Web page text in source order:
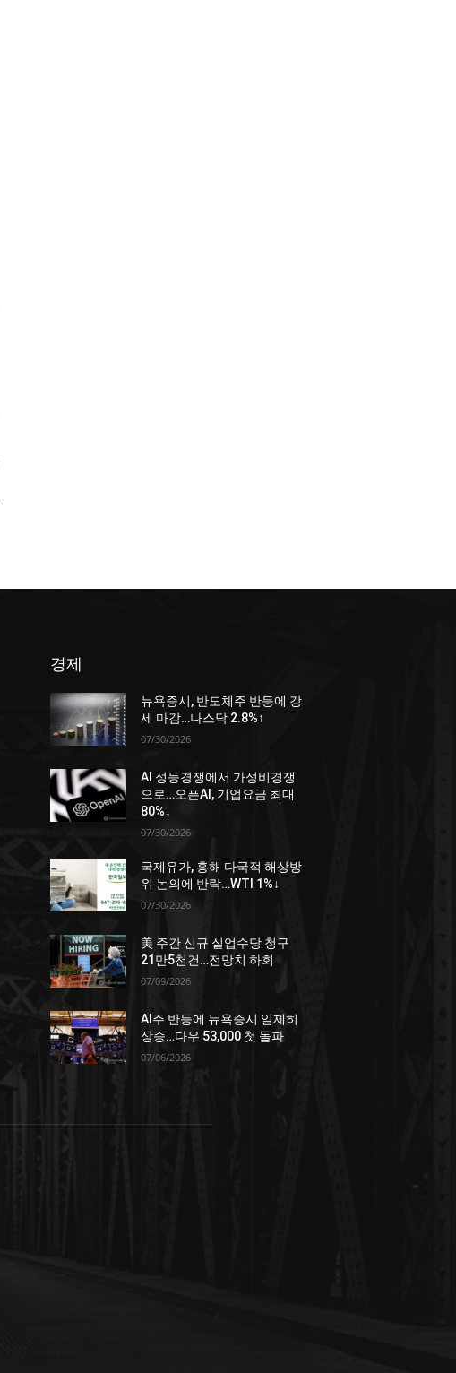
경제
뉴욕증시, 반도체주 반등에 강
세 마감…나스닥 2.8%↑
07/30/2026
AI 성능경쟁에서 가성비경쟁
으로…오픈AI, 기업요금 최대
80%↓
07/30/2026
국제유가, 홍해 다국적 해상방
위 논의에 반락…WTI 1%↓
07/30/2026
美 주간 신규 실업수당 청구
21만5천건…전망치 하회
07/09/2026
AI주 반등에 뉴욕증시 일제히
상승…다우 53,000 첫 돌파
07/06/2026